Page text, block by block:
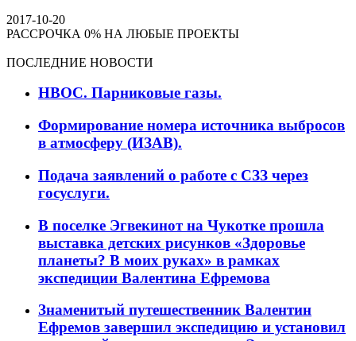
2017-10-20
РАССРОЧКА 0% НА ЛЮБЫЕ ПРОЕКТЫ
ПОСЛЕДНИЕ НОВОСТИ
НВОС. Парниковые газы.
Формирование номера источника выбросов
в атмосферу (ИЗАВ).
Подача заявлений о работе с СЗЗ через
госуслуги.
В поселке Эгвекинот на Чукотке прошла
выставка детских рисунков «Здоровье
планеты? В моих руках» в рамках
экспедиции Валентина Ефремова
Знаменитый путешественник Валентин
Ефремов завершил экспедицию и установил